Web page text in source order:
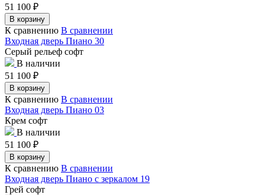
51 100 ₽
В корзину
К сравнению В сравнении
Входная дверь Пиано 30
Серый рельеф софт
В наличии
51 100 ₽
В корзину
К сравнению В сравнении
Входная дверь Пиано 03
Крем софт
В наличии
51 100 ₽
В корзину
К сравнению В сравнении
Входная дверь Пиано с зеркалом 19
Грей софт